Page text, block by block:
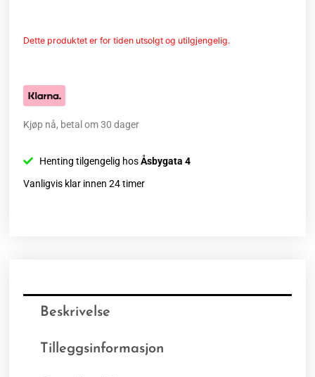
Dette produktet er for tiden utsolgt og utilgjengelig.
Kjøp nå, betal om 30 dager
Henting tilgengelig hosÅsbygata 4
Vanligvis klar innen 24 timer
Beskrivelse
Tilleggsinformasjon